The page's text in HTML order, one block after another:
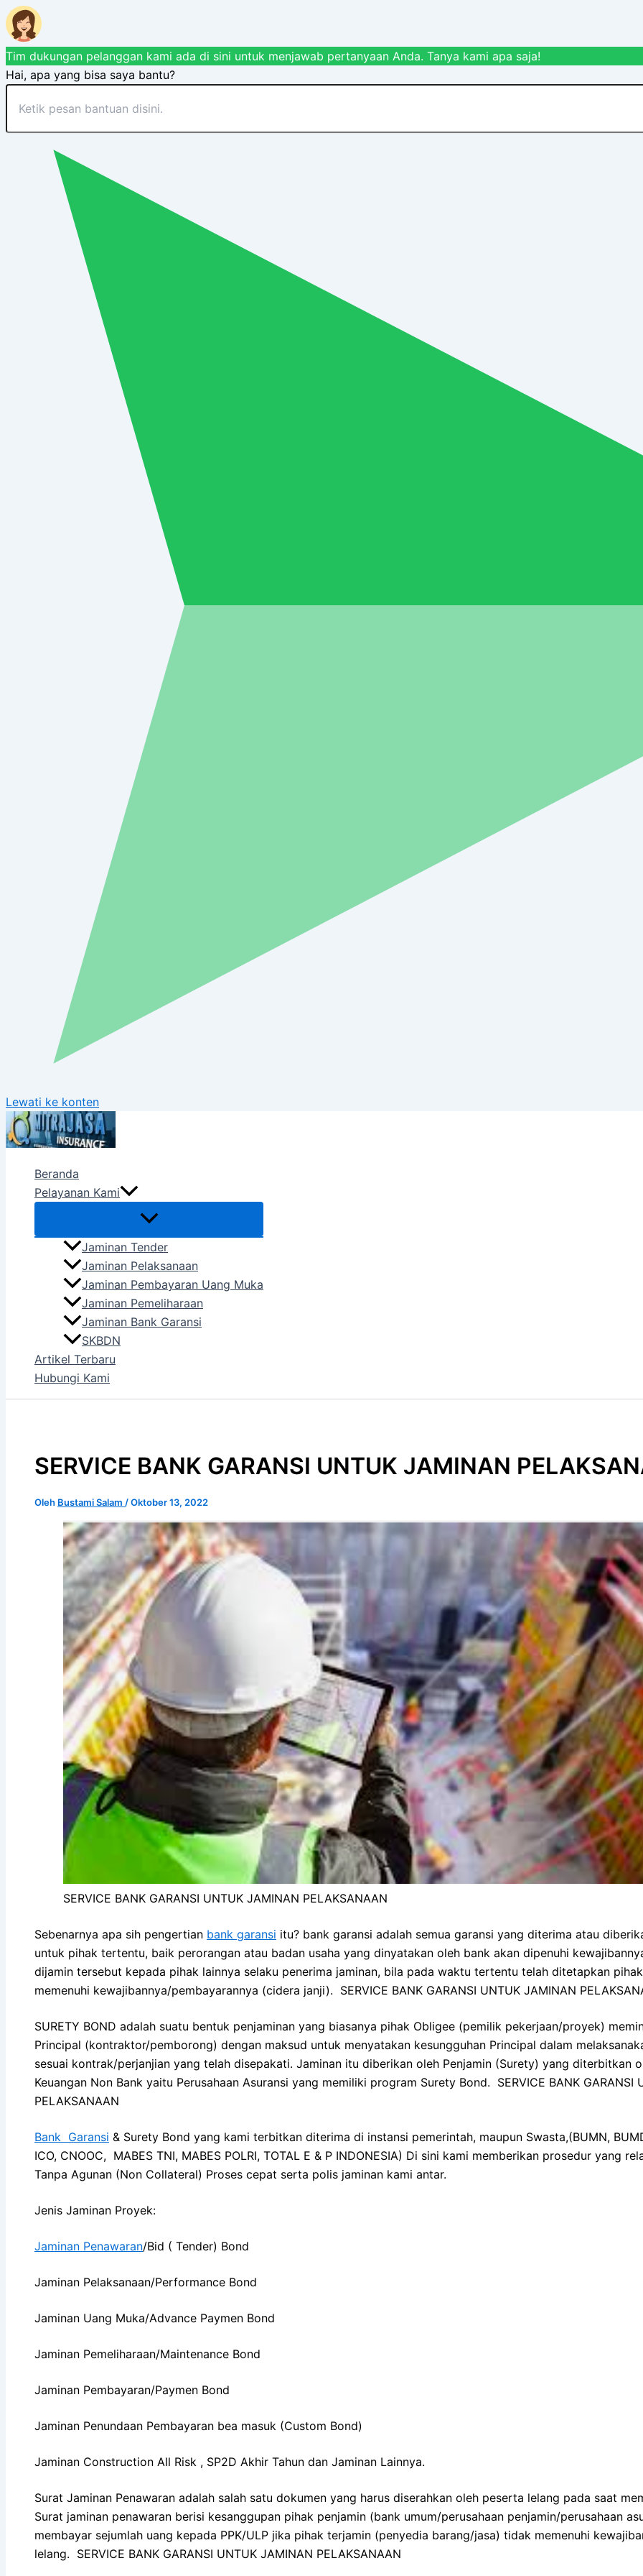
Tim dukungan pelanggan kami ada di sini untuk menjawab pertanyaan Anda. Tanya kami apa saja!
Hai, apa yang bisa saya bantu?
Lewati ke konten
Beranda
Pelayanan Kami
Jaminan Tender
Jaminan Pelaksanaan
Jaminan Pembayaran Uang Muka
Jaminan Pemeliharaan
Jaminan Bank Garansi
SKBDN
Artikel Terbaru
Hubungi Kami
SERVICE BANK GARANSI UNTUK JAMINAN
Oleh Bustami Salam /Oktober 13, 2022
SERVICE BANK GARANSI UNTUK JAMINAN PELAKSANAAN
Sebenarnya apa sih pengertian bank garansi itu? bank garansi adalah semua garansi yang diterima atau
untuk pihak tertentu, baik perorangan atau badan usaha yang dinyatakan oleh bank akan dipenuhi
dijamin tersebut kepada pihak lainnya selaku penerima jaminan, bila pada waktu tertentu telah ditetapkan
memenuhi kewajibannya/pembayarannya (cidera janji). SERVICE BANK GARANSI UNTUK JAMINAN
SURETY BOND adalah suatu bentuk penjaminan yang biasanya pihak Obligee (pemilik pekerjaan/proyek)
Principal (kontraktor/pemborong) dengan maksud untuk menyatakan kesungguhan Principal dalam
sesuai kontrak/perjanjian yang telah disepakati. Jaminan itu diberikan oleh Penjamin (Surety) yang diterbitkan
Keuangan Non Bank yaitu Perusahaan Asuransi yang memiliki program Surety Bond. SERVICE BANK GARANSI
PELAKSANAAN
Bank Garansi & Surety Bond yang kami terbitkan diterima di instansi pemerintah, maupun Swasta,(BUMN,
ICO, CNOOC, MABES TNI, MABES POLRI, TOTAL E & P INDONESIA) Di sini kami memberikan prosedur yang
Tanpa Agunan (Non Collateral) Proses cepat serta polis jaminan kami antar.
Jenis Jaminan Proyek:
Jaminan Penawaran/Bid ( Tender) Bond
Jaminan Pelaksanaan/Performance Bond
Jaminan Uang Muka/Advance Paymen Bond
Jaminan Pemeliharaan/Maintenance Bond
Jaminan Pembayaran/Paymen Bond
Jaminan Penundaan Pembayaran bea masuk (Custom Bond)
Jaminan Construction All Risk , SP2D Akhir Tahun dan Jaminan Lainnya.
Surat Jaminan Penawaran adalah salah satu dokumen yang harus diserahkan oleh peserta lelang pada saat
Surat jaminan penawaran berisi kesanggupan pihak penjamin (bank umum/perusahaan penjamin/perusahaan
membayar sejumlah uang kepada PPK/ULP jika pihak terjamin (penyedia barang/jasa) tidak memenuhi
lelang. SERVICE BANK GARANSI UNTUK JAMINAN PELAKSANAAN